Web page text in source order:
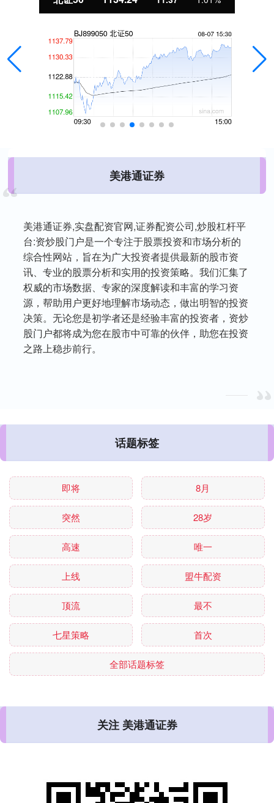
美港通证券
美港通证券,实盘配资官网,证券配资公司,炒股杠杆平
台:资炒股门户是一个专注于股票投资和市场分析的
综合性网站，旨在为广大投资者提供最新的股市资
讯、专业的股票分析和实用的投资策略。我们汇集了
权威的市场数据、专家的深度解读和丰富的学习资
源，帮助用户更好地理解市场动态，做出明智的投资
决策。无论您是初学者还是经验丰富的投资者，资炒
股门户都将成为您在股市中可靠的伙伴，助您在投资
之路上稳步前行。
话题标签
即将 8月
突然 28岁
高速 唯一
上线 盟牛配资
顶流 最不
七星策略 首次
全部话题标签
关注 美港通证券